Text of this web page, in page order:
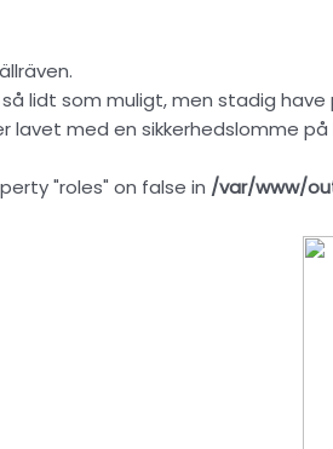
lidt som muligt, men stadig
lavet med en sikkerhedslomme
"roles" on false in /var/www/